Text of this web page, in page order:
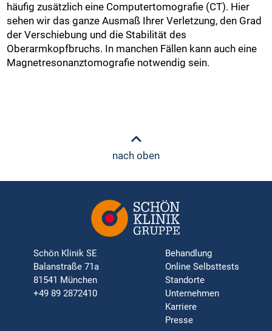
häufig zusätzlich eine Computertomografie (CT). Hier
sehen wir das ganze Ausmaß Ihrer Verletzung, den Grad
der Verschiebung und die Stabilität des
Oberarmkopfbruchs. In manchen Fällen kann auch eine
Magnetresonanztomografie notwendig sein.
nach oben
Schön Klinik SE
Balanstraße 71a
81541 München
+49 89 2872410
Behandlung
Online Selbsttests
Standorte
Unternehmen
Karriere
Presse